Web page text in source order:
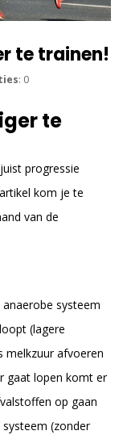
te trainen!
: 0
te
progressie
kom je te
van de
systeem
(lagere
melkzuur afvoeren
gaat lopen komt er
op gaan
(zonder